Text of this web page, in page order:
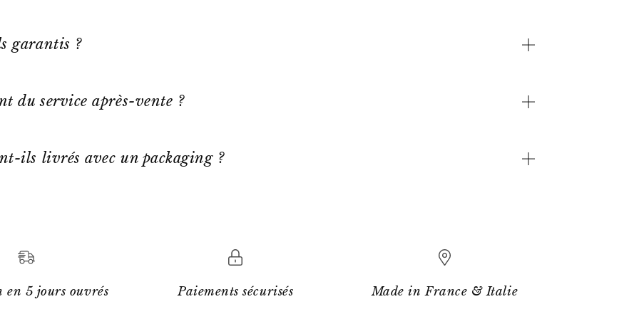
garantis ?
du service après-vente ?
ils livrés avec un packaging ?
5 jours ouvrés Paiements sécurisés Made in France & Italie